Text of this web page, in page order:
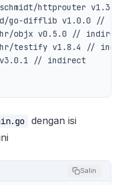
dengan isi
Salin